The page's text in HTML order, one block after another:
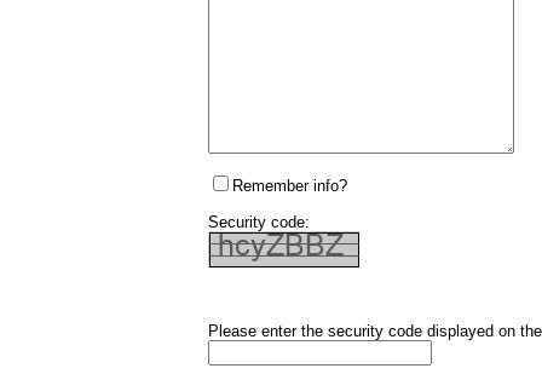
Remember info?
Security code:
Please enter the security code displayed on